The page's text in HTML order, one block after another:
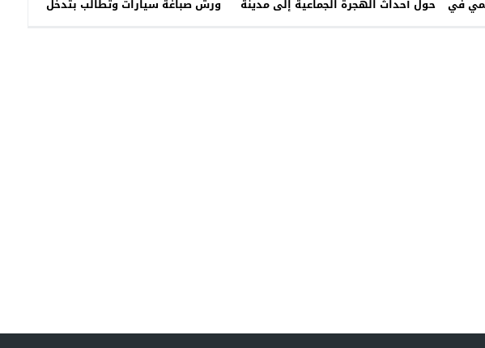
في
حول أحداث الهجرة الجماعية إلى مدينة
ورش صباغة سيارات وتطالب بتدخل